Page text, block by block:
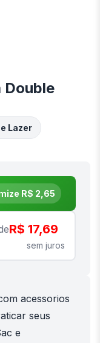
Double
Lazer
R$ 2,65
R$ 17,69
sem juros
acessorios
seus
e